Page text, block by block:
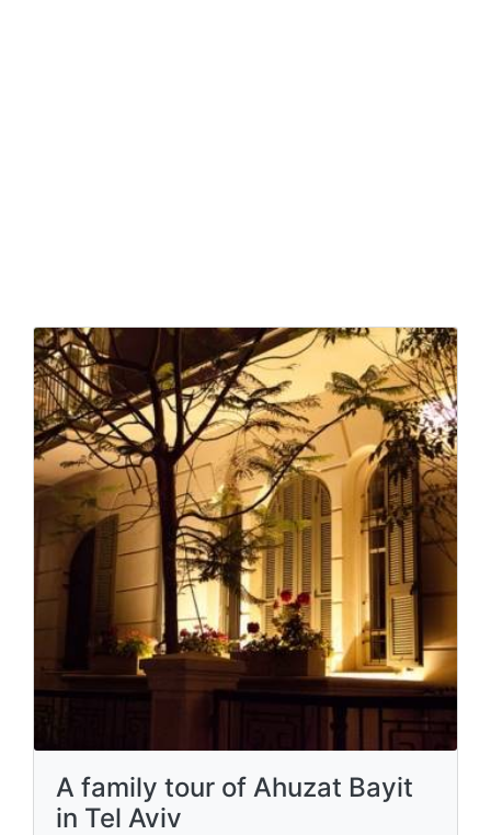
A family tour of Ahuzat Bayit
in Tel Aviv